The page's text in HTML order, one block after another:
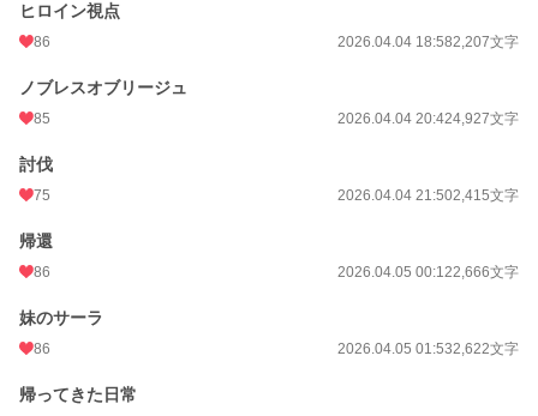
文字数 80,864
更新日時
初回公開日時 2026.04.04 17:10
月間ポイント
累計ポイント
ヒロイン視点
86 2026.04.04 18:582,207文字
ノブレスオブリージュ
85 2026.04.04 20:424,927文字
討伐
75 2026.04.04 21:502,415文字
帰還
86 2026.04.05 00:122,666文字
妹のサーラ
86 2026.04.05 01:532,622文字
帰ってきた日常